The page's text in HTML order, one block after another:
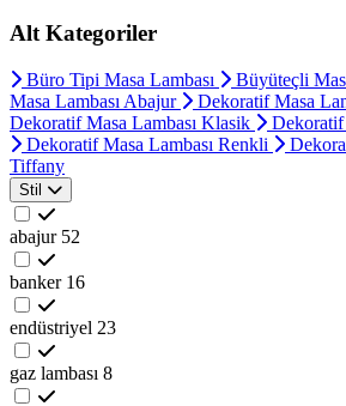
Alt Kategoriler
Büro Tipi Masa Lambası Büyüteçli
Masa Lambası Abajur
Dekoratif Masa
Dekoratif Masa Lambası Klasik
Dekoratif
Dekoratif Masa Lambası Renkli
Tiffany
Stil
abajur 52
banker 16
endüstriyel 23
gaz lambası 8